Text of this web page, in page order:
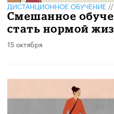
ДИСТАНЦИОННОЕ ОБУЧЕНИЕ
Смешанное
стать нормой
15 октября